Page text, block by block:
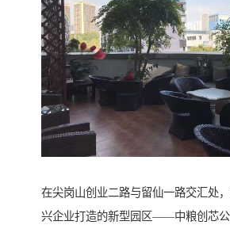
在尖岗山创业二路与留仙一路交汇处
兴企业打造的新型园区——中粮创芯公